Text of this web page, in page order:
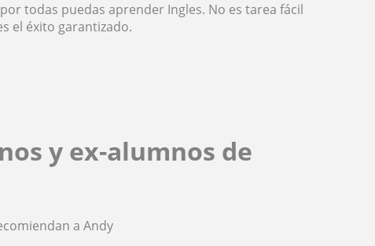
todas puedas aprender Ingles. No es tarea fácil
el éxito garantizado.
y ex-alumnos de
a Andy